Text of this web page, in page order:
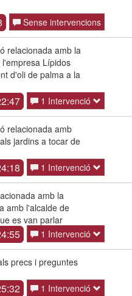
Sense intervencions
relacionada amb la
Lípidos
d'oli de palma a la
1 Intervenció
relacionada amb
jardins a tocar de
1 Intervenció
amb la
amb l'alcalde de
es van parlar
1 Intervenció
precs i preguntes
1 Intervenció